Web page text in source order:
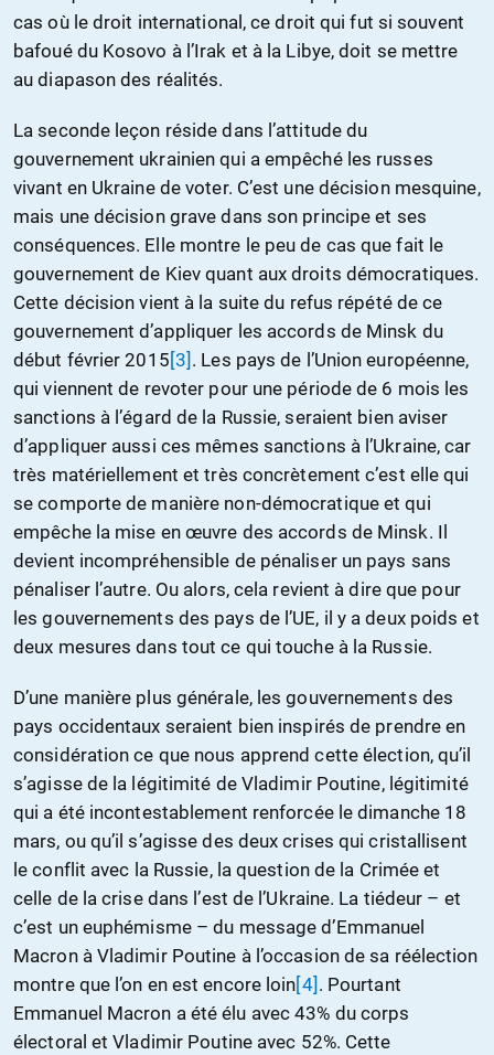
cas où le droit international, ce droit qui fut si souvent
bafoué du Kosovo à l’Irak et à la Libye, doit se mettre
au diapason des réalités.
La seconde leçon réside dans l’attitude du
gouvernement ukrainien qui a empêché les russes
vivant en Ukraine de voter. C’est une décision mesquine,
mais une décision grave dans son principe et ses
conséquences. Elle montre le peu de cas que fait le
gouvernement de Kiev quant aux droits démocratiques.
Cette décision vient à la suite du refus répété de ce
gouvernement d’appliquer les accords de Minsk du
début février 2015 [3] . Les pays de l’Union européenne,
qui viennent de revoter pour une période de 6 mois les
sanctions à l’égard de la Russie, seraient bien aviser
d’appliquer aussi ces mêmes sanctions à l’Ukraine, car
très matériellement et très concrètement c’est elle qui
se comporte de manière non-démocratique et qui
empêche la mise en œuvre des accords de Minsk. Il
devient incompréhensible de pénaliser un pays sans
pénaliser l’autre. Ou alors, cela revient à dire que pour
les gouvernements des pays de l’UE, il y a deux poids et
deux mesures dans tout ce qui touche à la Russie.
D’une manière plus générale, les gouvernements des
pays occidentaux seraient bien inspirés de prendre en
considération ce que nous apprend cette élection, qu’il
s’agisse de la légitimité de Vladimir Poutine, légitimité
qui a été incontestablement renforcée le dimanche 18
mars, ou qu’il s’agisse des deux crises qui cristallisent
le conflit avec la Russie, la question de la Crimée et
celle de la crise dans l’est de l’Ukraine. La tiédeur – et
c’est un euphémisme – du message d’Emmanuel
Macron à Vladimir Poutine à l’occasion de sa réélection
montre que l’on en est encore loin[4] . Pourtant
Emmanuel Macron a été élu avec 43% du corps
électoral et Vladimir Poutine avec 52%. Cette